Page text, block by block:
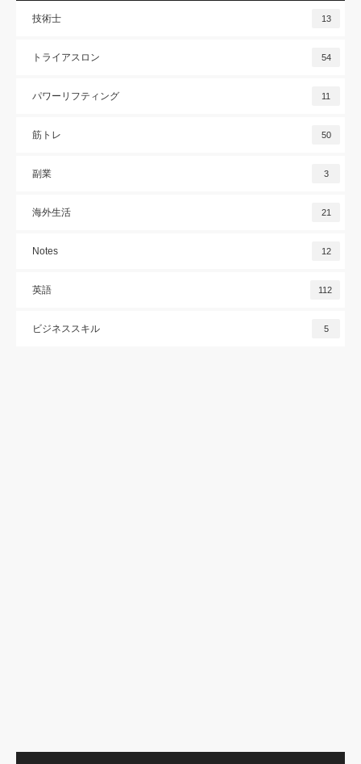
技術士 13
トライアスロン 54
パワーリフティング 11
筋トレ 50
副業 3
海外生活 21
Notes 12
英語 112
ビジネススキル 5